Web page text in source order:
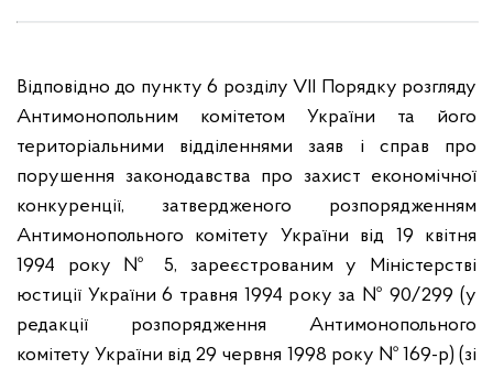
Відповідно до пункту 6 розділу VІІ Порядку розгляду
Антимонопольним комітетом України та його
територіальними відділеннями заяв і справ про
порушення законодавства про захист економічної
конкуренції, затвердженого розпорядженням
Антимонопольного комітету України від 19 квітня
1994 року № 5, зареєстрованим у Міністерстві
юстиції України 6 травня 1994 року за № 90/299 (у
редакції розпорядження Антимонопольного
комітету України від 29 червня 1998 року № 169-р) (зі